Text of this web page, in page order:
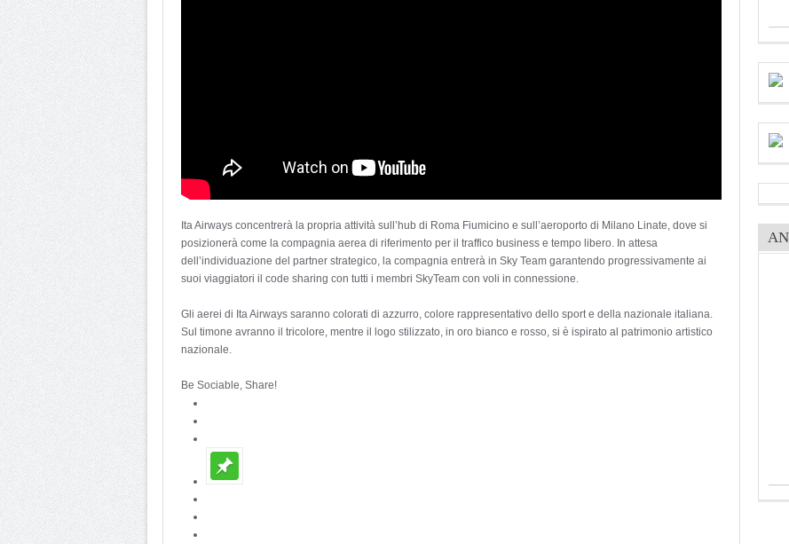
Ita Airways concentrerà la propria attività sull’hub di Roma Fiumicino e sull’aeroporto di Milano Linate, dove si
posizionerà come la compagnia aerea di riferimento per il traffico business e tempo libero. In attesa
dell’individuazione del partner strategico, la compagnia entrerà in Sky Team garantendo progressivamente ai
suoi viaggiatori il code sharing con tutti i membri SkyTeam con voli in connessione.
Gli aerei di Ita Airways saranno colorati di azzurro, colore rappresentativo dello sport e della nazionale italiana.
Sul timone avranno il tricolore, mentre il logo stilizzato, in oro bianco e rosso, si è ispirato al patrimonio artistico
nazionale.
Be Sociable, Share!